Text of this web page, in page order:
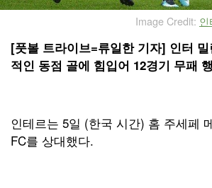
Image Credit:
[풋볼 트라이브=류일한 기자] 인터
적인 동점 골에 힘입어 12경기 무패
인테르는 5일 (한국 시간) 홈 주세페
FC를 상대했다.